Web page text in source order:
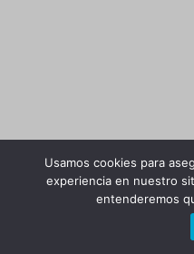
Usamos cookies para
experiencia en nuestro
entenderemos